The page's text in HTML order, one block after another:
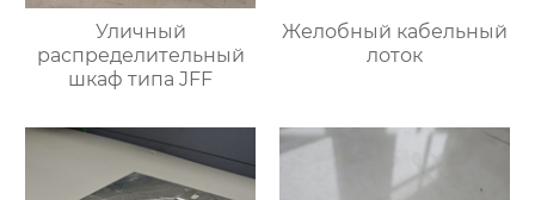
Уличный
распределительный
шкаф типа JFF
Желобный кабельный
лоток